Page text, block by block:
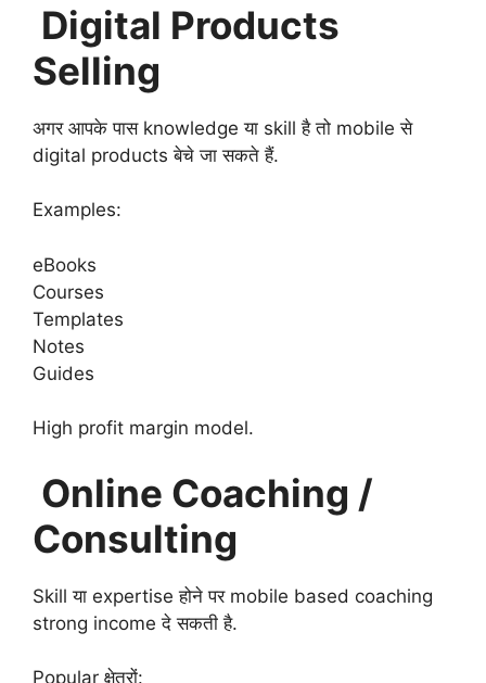
Digital Products
Selling
अगर आपके पास knowledge या skill है तो mobile से
digital products बेचे जा सकते हैं.
Examples:
eBooks
Courses
Templates
Notes
Guides
High profit margin model.
Online Coaching /
Consulting
Skill या expertise होने पर mobile based coaching
strong income दे सकती है.
Popular क्षेत्रों: